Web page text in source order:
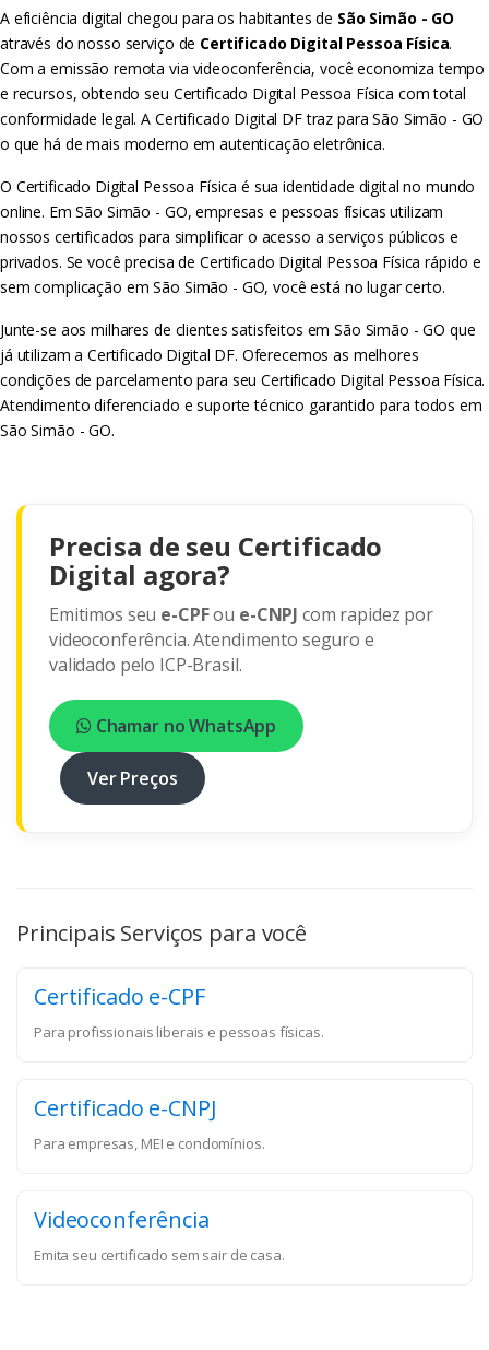
A eficiência digital chegou para os habitantes de São Simão - GO
através do nosso serviço de Certificado Digital Pessoa Física.
Com a emissão remota via videoconferência, você economiza tempo
e recursos, obtendo seu Certificado Digital Pessoa Física com total
conformidade legal. A Certificado Digital DF traz para São Simão - GO
o que há de mais moderno em autenticação eletrônica.
O Certificado Digital Pessoa Física é sua identidade digital no mundo
online. Em São Simão - GO, empresas e pessoas físicas utilizam
nossos certificados para simplificar o acesso a serviços públicos e
privados. Se você precisa de Certificado Digital Pessoa Física rápido e
sem complicação em São Simão - GO, você está no lugar certo.
Junte-se aos milhares de clientes satisfeitos em São Simão - GO que
já utilizam a Certificado Digital DF. Oferecemos as melhores
condições de parcelamento para seu Certificado Digital Pessoa Física.
Atendimento diferenciado e suporte técnico garantido para todos em
São Simão - GO.
Precisa de seu Certificado
Digital agora?
Emitimos seu e-CPFou e-CNPJ com rapidez por
videoconferência. Atendimento seguro e
validado pelo ICP-Brasil.
Chamar no WhatsApp
Ver Preços
Principais Serviços para você
Certificado e-CPF
Para profissionais liberais e pessoas físicas.
Certificado e-CNPJ
Para empresas, MEI e condomínios.
Videoconferência
Emita seu certificado sem sair de casa.